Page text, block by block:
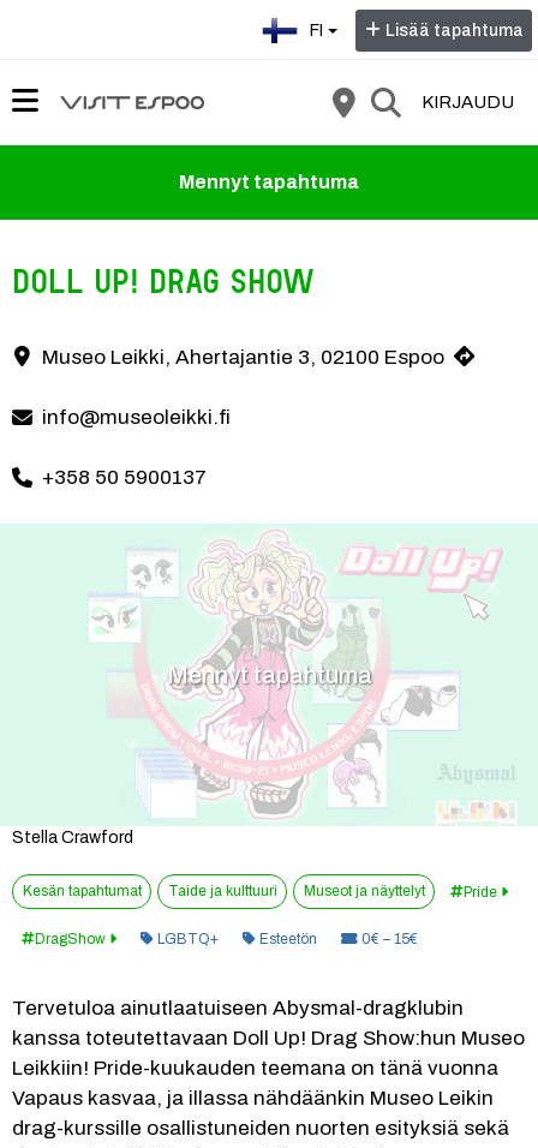
FI Lisää tapahtuma
KIRJAUDU
Mennyt tapahtuma
Doll Up! Drag Show
Tervetuloa ainutlaatuiseen Doll Up! Drag Show'hun! Illassa
Yhteystiedot
Museo Leikki, Ahertajantie 3, 02100 Espoo
info@museoleikki.fi
+358 50 5900137
Mennyt tapahtuma
Stella Crawford
Kesän tapahtumat Taide ja kulttuuri Museot ja näyttelyt Pride
DragShow Kategoria:
LGBTQ+ Esteetön Hinta:0€ – 15€
Tervetuloa ainutlaatuiseen Abysmal-dragklubin
kanssa toteutettavaan Doll Up! Drag Show:hun Museo
Leikkiin! Pride-kuukauden teemana on tänä vuonna
Vapaus kasvaa, ja illassa nähdäänkin Museo Leikin
drag-kurssille osallistuneiden nuorten esityksiä sekä